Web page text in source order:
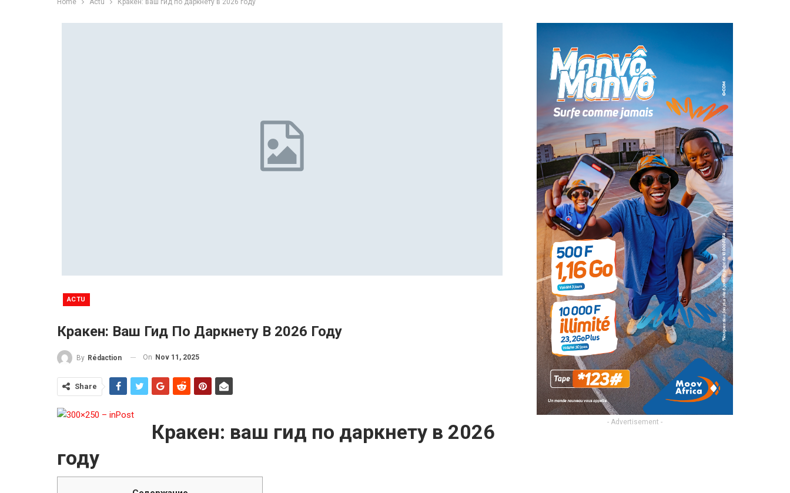
Home Actu Кракен: ваш гид по даркнету в 2026 году
ACTU
Кракен: Ваш Гид По Даркнету В 2026 Году
By Rédaction On Nov 11, 2025
Share
Кракен: ваш гид по даркнету в 2026
году
- Advertisement -